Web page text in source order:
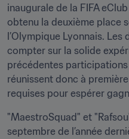
inaugurale de la FIFA
obtenu la deuxième place
l’Olympique Lyonnais.
compter sur la solide
précédentes participations
réunissent donc à
requises pour espérer
"MaestroSquad" et
septembre de l’année